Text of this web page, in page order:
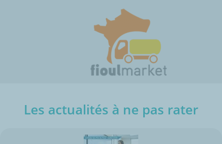
Les actualités à ne pas rater